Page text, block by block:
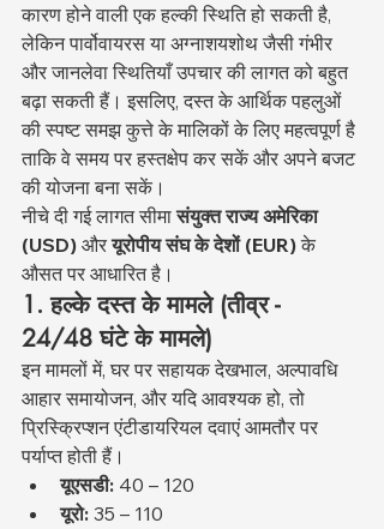
कारण होने वाली एक हल्की स्थिति हो सकती है,
लेकिन पार्वोवायरस या अग्नाशयशोथ जैसी गंभीर
और जानलेवा स्थितियाँ उपचार की लागत को बहुत
बढ़ा सकती हैं। इसलिए, दस्त के आर्थिक पहलुओं
की स्पष्ट समझ कुत्ते के मालिकों के लिए महत्वपूर्ण है
ताकि वे समय पर हस्तक्षेप कर सकें और अपने बजट
की योजना बना सकें।
नीचे दी गई लागत सीमा संयुक्त राज्य अमेरिका
(USD) और यूरोपीय संघ के देशों (EUR) के
औसत पर आधारित है।
1. हल्के दस्त के मामले (तीव्र -
24/48 घंटे के मामले)
इन मामलों में, घर पर सहायक देखभाल, अल्पावधि
आहार समायोजन, और यदि आवश्यक हो, तो
प्रिस्क्रिप्शन एंटीडायरियल दवाएं आमतौर पर
पर्याप्त होती हैं।
यूएसडी: 40 – 120
यूरो: 35 – 110